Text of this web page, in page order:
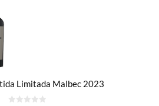
Limitada Malbec 2023